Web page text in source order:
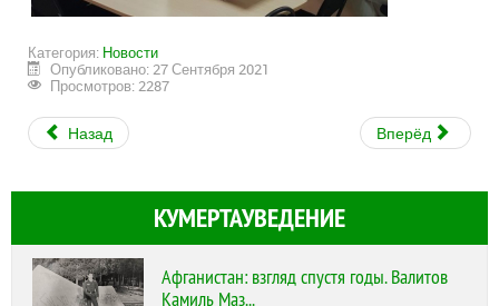
Категория: Новости
Опубликовано: 27 Сентября 2021
Просмотров: 2287
Назад Вперёд
КУМЕРТАУВЕДЕНИЕ
Афганистан: взгляд спустя годы. Валитов
Камиль Маз...